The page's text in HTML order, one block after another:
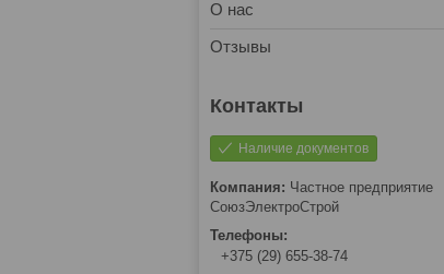
О нас
Отзывы
Наличие документов
Частное предприятие
СоюзЭлектроСтрой
+375 (29) 655-38-74